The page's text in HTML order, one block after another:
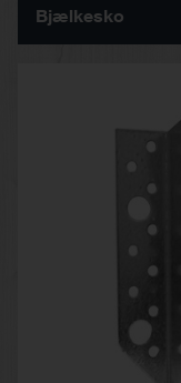
Bjælkesko